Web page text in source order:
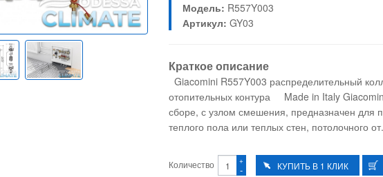
Модель: R557Y003
Артикул: GY03
Краткое описание
Giacomini R557Y003 распределительный
отопительных контура Made in Italy
сборе, с узлом смешения, предназначен для
теплого пола или теплых стен, потолочного
Количество -
+